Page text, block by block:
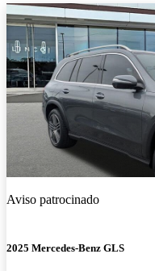
Aviso patrocinado
2025 Mercedes-Benz GLS